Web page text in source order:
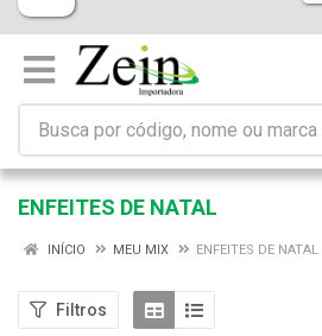
ENFEITES DE NATAL
INÍCIO MEU MIX ENFEITES DE NATAL
Filtros